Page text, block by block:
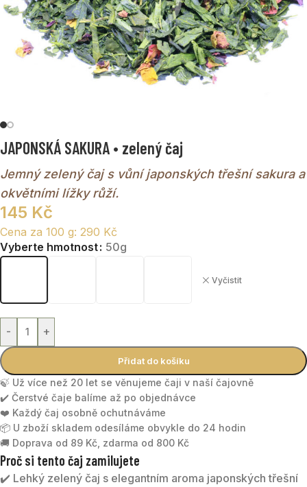
JAPONSKÁ SAKURA • zelený čaj
Jemný zelený čaj s vůní japonských třešní sakura a
okvětními lížky růží.
145 Kč
Cena za 100 g: 290 Kč
Vyberte hmotnost 50g
Vyčistit
- +
Přidat do košíku
🍃 Už více než 20 let se věnujeme čaji v naší čajovně
✔️ Čerstvé čaje balíme až po objednávce
❤️ Každý čaj osobně ochutnáváme
📦 U zboží skladem odesíláme obvykle do 24 hodin
🚚 Doprava od 89 Kč, zdarma od 800 Kč
Proč si tento čaj zamilujete
✔️ Lehký zelený čaj s elegantním aroma japonských třešní